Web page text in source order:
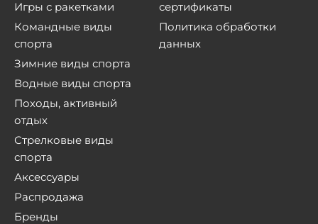
Игры с ракетками
Командные виды
спорта
Зимние виды спорта
Водные виды спорта
Походы, активный
отдых
Стрелковые виды
спорта
Аксессуары
Распродажа
Бренды
сертификаты
Политика обработки
данных